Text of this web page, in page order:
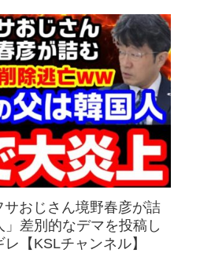
サおじさん境野春彦が詰
差別的なデマを投稿し
【KSLチャンネル】